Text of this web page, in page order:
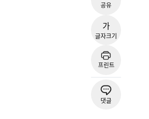
공유
가
글자크기
프린트
댓글